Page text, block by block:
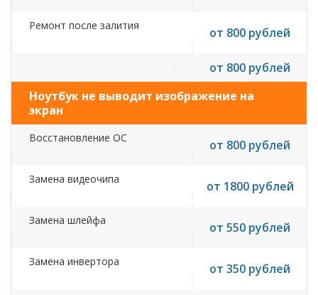
Ремонт после залития от 800 рублей
от 800 рублей
Ноутбук не выводит изображение на
экран
Восстановление ОС от 800 рублей
Замена видеочипа от 1800 рублей
Замена шлейфа от 550 рублей
Замена инвертора от 350 рублей